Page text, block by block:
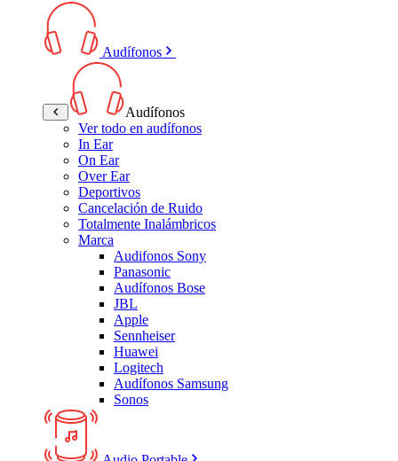
Audífonos
Audífonos
Ver todo en audífonos
In Ear
On Ear
Over Ear
Deportivos
Cancelación de Ruido
Totalmente Inalámbricos
Marca
Audifonos Sony
Panasonic
Audífonos Bose
JBL
Apple
Sennheiser
Huawei
Logitech
Audífonos Samsung
Sonos